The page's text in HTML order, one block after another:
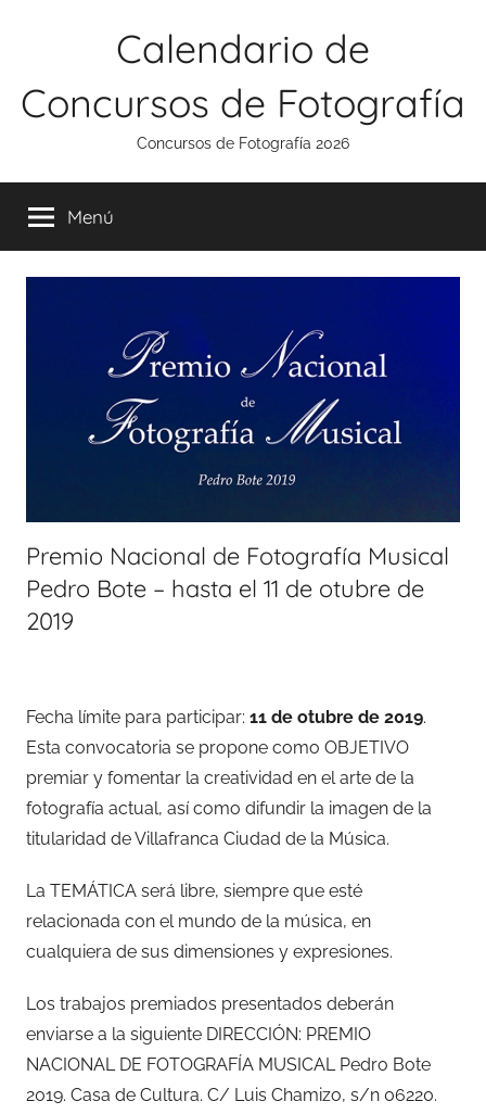
Calendario de
Concursos de Fotografía
Concursos de Fotografía 2026
Menú
Premio Nacional de Fotografía Musical
Pedro Bote – hasta el 11 de otubre de
2019
Fecha límite para participar: 11 de otubre de 2019.
Esta convocatoria se propone como OBJETIVO
premiar y fomentar la creatividad en el arte de la
fotografía actual, así como difundir la imagen de la
titularidad de Villafranca Ciudad de la Música.
La TEMÁTICA será libre, siempre que esté
relacionada con el mundo de la música, en
cualquiera de sus dimensiones y expresiones.
Los trabajos premiados presentados deberán
enviarse a la siguiente DIRECCIÓN: PREMIO
NACIONAL DE FOTOGRAFÍA MUSICAL Pedro Bote
2019. Casa de Cultura. C/ Luis Chamizo, s/n 06220.